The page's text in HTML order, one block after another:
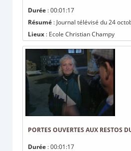
Durée : 00:01:17
Résumé : Journal télévisé du 24
Lieux : Ecole Christian Champy
PORTES OUVERTES AUX RESTOS
Durée : 00:01:17